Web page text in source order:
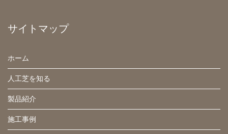
サイトマップ
ホーム
人工芝を知る
製品紹介
施工事例